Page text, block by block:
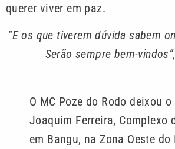
querer viver em paz.
“E os que tiverem dúvida sabem
Serão sempre bem-
O MC Poze do Rodo deixou
Joaquim Ferreira, Complexo
em Bangu, na Zona Oeste do